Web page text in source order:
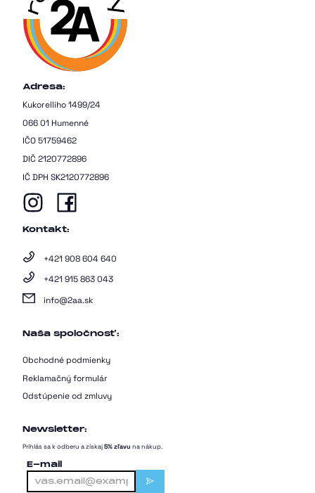
Adresa:
Kukorelliho 1499/24
066 01 Humenné
IČO 51759462
DIČ 2120772896
IČ DPH SK2120772896
Kontakt:
+421 908 604 640
+421 915 863 043
info@2aa.sk
Naša spoločnosť:
Obchodné podmienky
Reklamačný formulár
Odstúpenie od zmluvy
Newsletter:
Prihlás sa k odberu a získaj5% zľavu na nákup.
E-mail